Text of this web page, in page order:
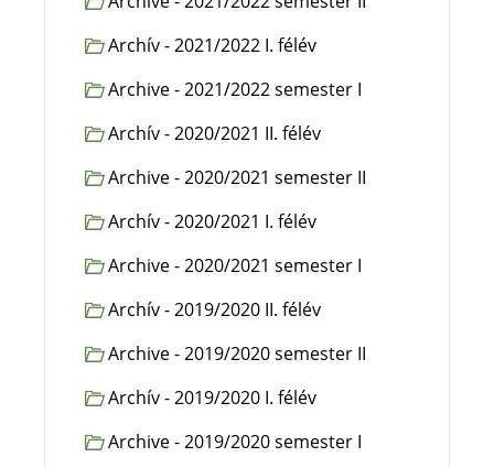
Archív - 2021/2022 I. félév
Archive - 2021/2022 semester I
Archív - 2020/2021 II. félév
Archive - 2020/2021 semester II
Archív - 2020/2021 I. félév
Archive - 2020/2021 semester I
Archív - 2019/2020 II. félév
Archive - 2019/2020 semester II
Archív - 2019/2020 I. félév
Archive - 2019/2020 semester I